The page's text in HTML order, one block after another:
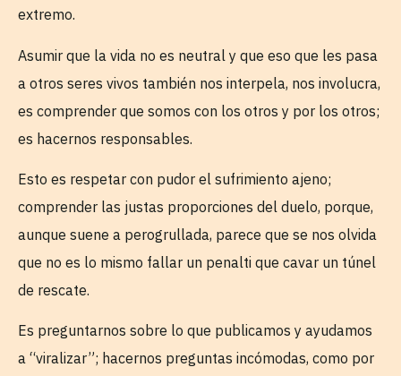
extremo.
Asumir que la vida no es neutral y que eso que les pasa
a otros seres vivos también nos interpela, nos involucra,
es comprender que somos con los otros y por los otros;
es hacernos responsables.
Esto es respetar con pudor el sufrimiento ajeno;
comprender las justas proporciones del duelo, porque,
aunque suene a perogrullada, parece que se nos olvida
que no es lo mismo fallar un penalti que cavar un túnel
de rescate.
Es preguntarnos sobre lo que publicamos y ayudamos
a “viralizar”; hacernos preguntas incómodas, como por